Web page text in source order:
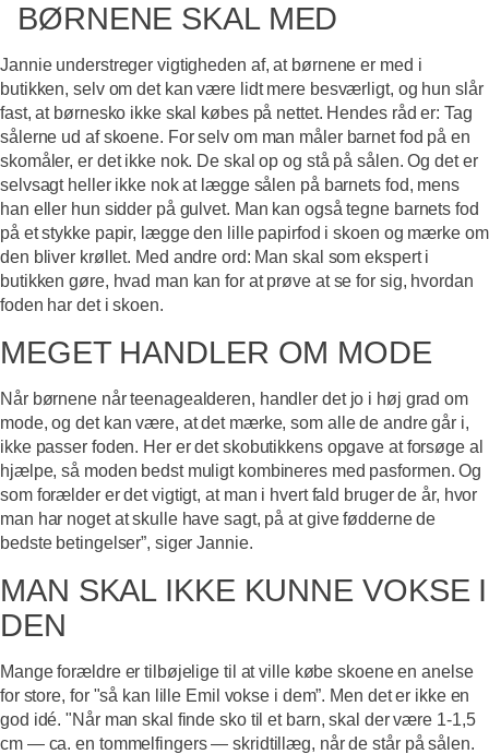
BØRNENE SKAL MED
Jannie understreger vigtigheden af, at børnene er med i
butikken, selv om det kan være lidt mere besværligt, og hun slår
fast, at børnesko ikke skal købes på nettet. Hendes råd er: Tag
sålerne ud af skoene. For selv om man måler barnet fod på en
skomåler, er det ikke nok. De skal op og stå på sålen. Og det er
selvsagt heller ikke nok at lægge sålen på barnets fod, mens
han eller hun sidder på gulvet. Man kan også tegne barnets fod
på et stykke papir, lægge den lille papirfod i skoen og mærke om
den bliver krøllet. Med andre ord: Man skal som ekspert i
butikken gøre, hvad man kan for at prøve at se for sig, hvordan
foden har det i skoen.
MEGET HANDLER OM MODE
Når børnene når teenagealderen, handler det jo i høj grad om
mode, og det kan være, at det mærke, som alle de andre går i,
ikke passer foden. Her er det skobutikkens opgave at forsøge al
hjælpe, så moden bedst muligt kombineres med pasformen. Og
som forælder er det vigtigt, at man i hvert fald bruger de år, hvor
man har noget at skulle have sagt, på at give fødderne de
bedste betingelser”, siger Jannie.
MAN SKAL IKKE KUNNE VOKSE I
DEN
Mange forældre er tilbøjelige til at ville købe skoene en anelse
for store, for "så kan lille Emil vokse i dem”. Men det er ikke en
god idé. "Når man skal finde sko til et barn, skal der være 1-1,5
cm — ca. en tommelfingers — skridtillæg, når de står på sålen.